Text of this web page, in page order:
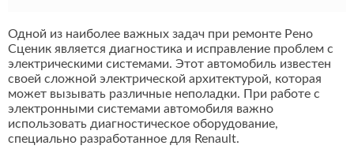
Одной из наиболее важных задач при ремонте Рено
Сценик является диагностика и исправление проблем с
электрическими системами. Этот автомобиль известен
своей сложной электрической архитектурой, которая
может вызывать различные неполадки. При работе с
электронными системами автомобиля важно
использовать диагностическое оборудование,
специально разработанное для Renault.